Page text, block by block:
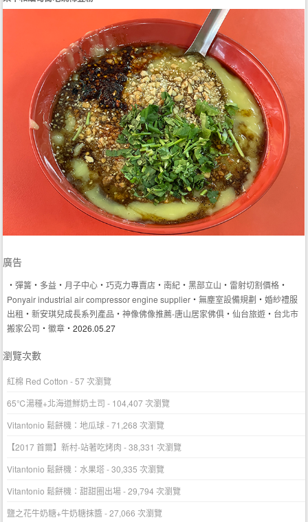
廣告
‧彈簧 ‧ 多益 ‧ 月子中心 ‧巧克力專賣店 ‧南紀 ‧黑部立山 ‧ 雷射切割價格 ‧
Ponyair industrial air compressor engine supplier ‧無塵室設備規劃 ‧婚紗禮服
出租 ‧新安琪兒成長系列產品 ‧神像佛像推薦-唐山居家佛俱 ‧仙台旅遊 ‧ 台北市
搬家公司 ‧徽章 ‧2026.05.27
瀏覽次數
紅棉 Red Cotton - 57 次瀏覽
65℃湯種+北海道鮮奶土司 - 104,407 次瀏覽
Vitantonio 鬆餅機：地瓜球- 71,268 次瀏覽
【2017 首爾】新村-站著吃烤肉 - 38,331 次瀏覽
Vitantonio 鬆餅機：水果塔- 30,335 次瀏覽
Vitantonio 鬆餅機：甜甜圈出場- 29,794 次瀏覽
鹽之花牛奶糖+牛奶糖抹醬- 27,066 次瀏覽